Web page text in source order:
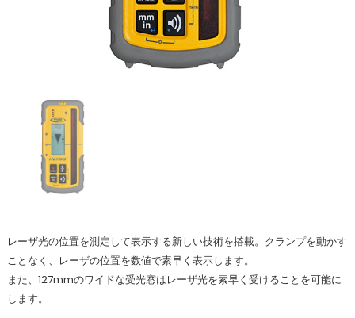
レーザ光の位置を測定して表示する新しい技術を搭載。クランプを動かす
ことなく、レーザの位置を数値で素早く表示します。
また、127mmのワイドな受光窓はレーザ光を素早く受けることを可能に
します。